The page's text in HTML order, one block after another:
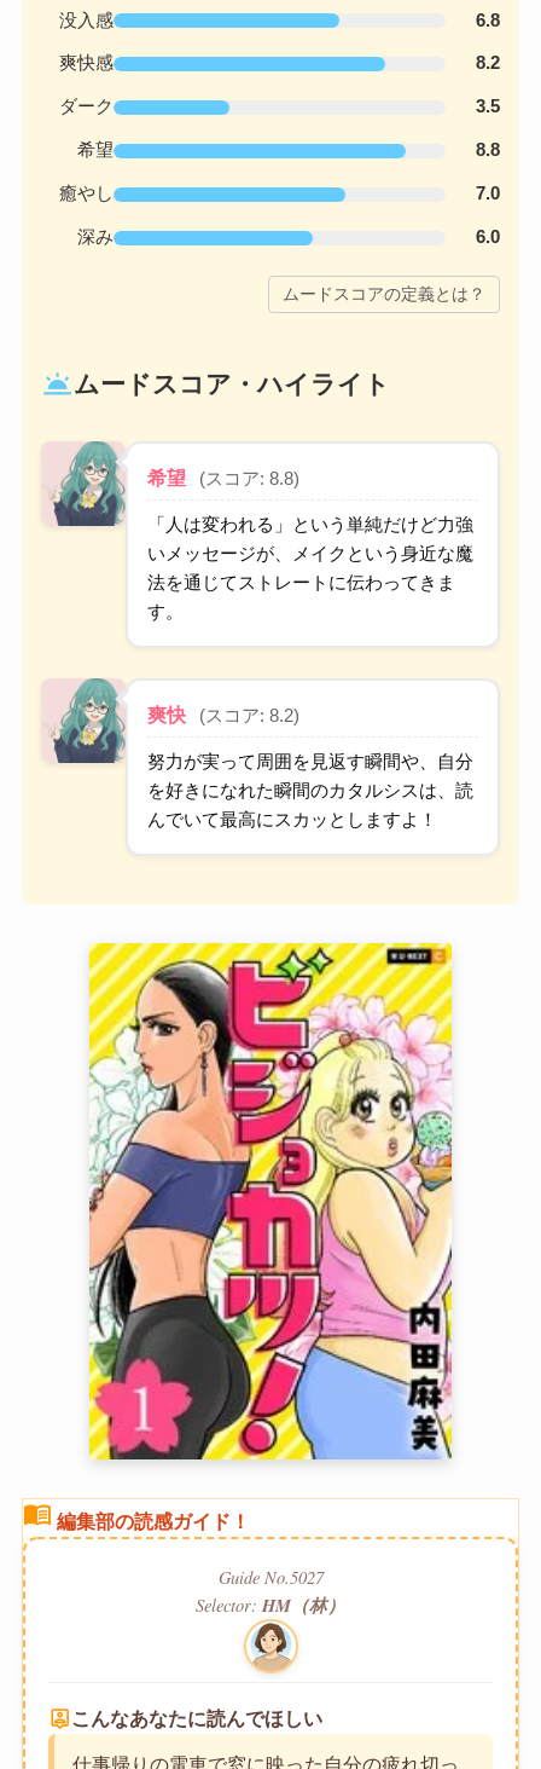
没入感 6.8
爽快感 8.2
ダーク 3.5
希望 8.8
癒やし 7.0
深み 6.0
ムードスコアの定義とは？
wb_twilightムードスコア・ハイライト
希望 (スコア: 8.8)
「人は変われる」という単純だけど力強
いメッセージが、メイクという身近な魔
法を通じてストレートに伝わってきま
す。
爽快 (スコア: 8.2)
努力が実って周囲を見返す瞬間や、自分
を好きになれた瞬間のカタルシスは、読
んでいて最高にスカッとしますよ！
menu_book 編集部の読感ガイド！
Guide No.5027
Selector: HM（林）
person_pin こんなあなたに読んでほしい
仕事帰りの電車で窓に映った自分の疲れ切っ